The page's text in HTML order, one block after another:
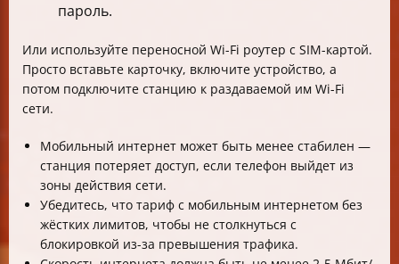
пароль.
Или используйте переносной Wi-Fi роутер с SIM-картой.
Просто вставьте карточку, включите устройство, а
потом подключите станцию к раздаваемой им Wi-Fi
сети.
Мобильный интернет может быть менее стабилен —
станция потеряет доступ, если телефон выйдет из
зоны действия сети.
Убедитесь, что тариф с мобильным интернетом без
жёстких лимитов, чтобы не столкнуться с
блокировкой из-за превышения трафика.